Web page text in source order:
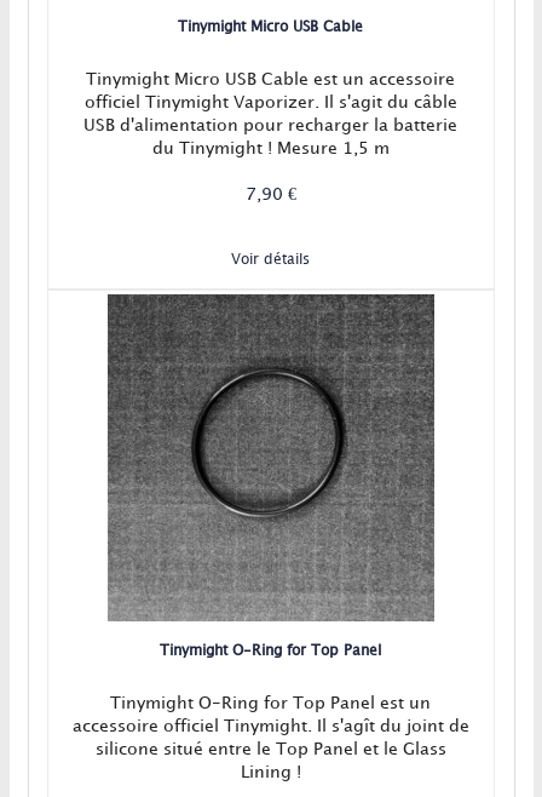
Tinymight Micro USB Cable
Tinymight Micro USB Cable est un accessoire
officiel Tinymight Vaporizer. Il s'agit du câble
USB d'alimentation pour recharger la batterie
du Tinymight ! Mesure 1,5 m
7,90 €
Voir détails
Tinymight O-Ring for Top Panel
Tinymight O-Ring for Top Panel est un
accessoire officiel Tinymight. Il s'agît du joint de
silicone situé entre le Top Panel et le Glass
Lining !